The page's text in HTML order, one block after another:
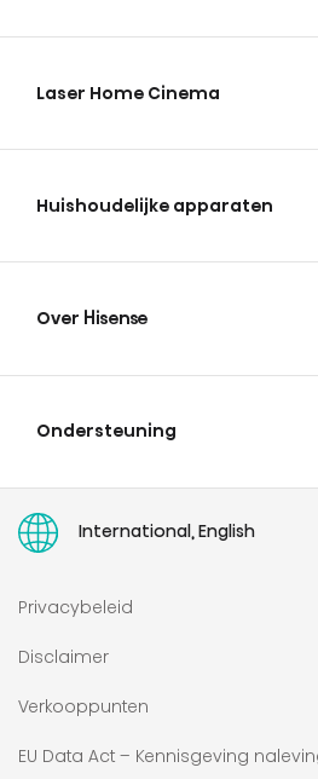
Laser Home Cinema
Huishoudelijke apparaten
Over Hisense
Ondersteuning
International, English
Privacybeleid
Disclaimer
Verkooppunten
EU Data Act – Kennisgeving